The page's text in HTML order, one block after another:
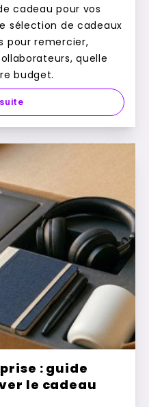
cadeau pour vos
sélection de cadeaux
pour remercier,
quelle
budget.
: guide
le cadeau